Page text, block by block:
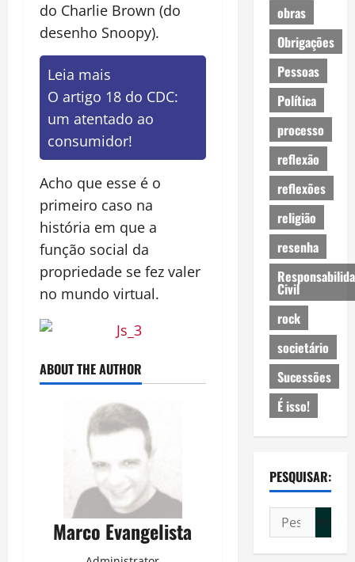
do Charlie Brown (do
desenho Snoopy).
Leia mais
O artigo 18 do CDC:
um atentado ao
consumidor!
Acho que esse é o
primeiro caso na
história em que a
função social da
propriedade se fez valer
no mundo virtual.
ABOUT THE AUTHOR
Marco Evangelista
obras
Obrigações
Pessoas
Política
processo
reflexão
reflexões
religião
resenha
Civil
rock
societário
Sucessões
É isso!
PESQUISAR:
Pesquisar
por: